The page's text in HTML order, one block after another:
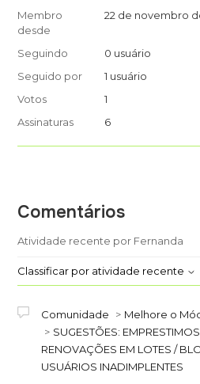
Membro
desde
22 de novembro
Seguindo
0 usuário
Seguido por
1 usuário
Votos
1
Assinaturas
6
Comentários
Atividade recente por Fernanda
Classificar por atividade recente
Comunidade
Melhore o
SUGESTÕES:
RENOVAÇÕES EM LOTES /
USUÁRIOS INADIMPLENTES